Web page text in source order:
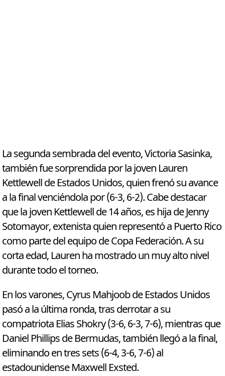
La segunda sembrada del evento, Victoria Sasinka,
también fue sorprendida por la joven Lauren
Kettlewell de Estados Unidos, quien frenó su avance
a la final venciéndola por (6-3, 6-2). Cabe destacar
que la joven Kettlewell de 14 años, es hija de Jenny
Sotomayor, extenista quien representó a Puerto Rico
como parte del equipo de Copa Federación. A su
corta edad, Lauren ha mostrado un muy alto nivel
durante todo el torneo.
En los varones, Cyrus Mahjoob de Estados Unidos
pasó a la última ronda, tras derrotar a su
compatriota Elias Shokry (3-6, 6-3, 7-6), mientras que
Daniel Phillips de Bermudas, también llegó a la final,
eliminando en tres sets (6-4, 3-6, 7-6) al
estadounidense Maxwell Exsted.